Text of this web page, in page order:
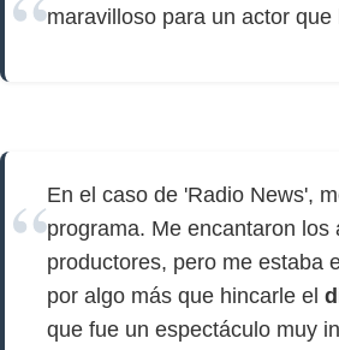
maravilloso para un actor que
En el caso de 'Radio News',
programa. Me encantaron los
productores, pero me estaba
por algo más que hincarle el
que fue un espectáculo muy